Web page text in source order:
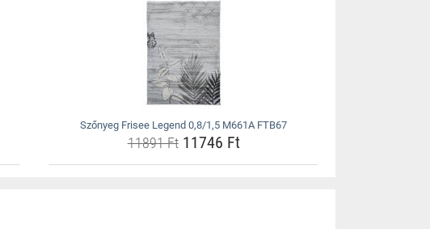
Szőnyeg Frisee Legend 0,8/1,5 M661A FTB67
11891 Ft11746 Ft